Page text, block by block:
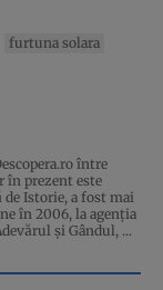
furtuna solara
între
în prezent este
Istorie, a fost mai
în 2006, la agenţia
şi Gândul, ...